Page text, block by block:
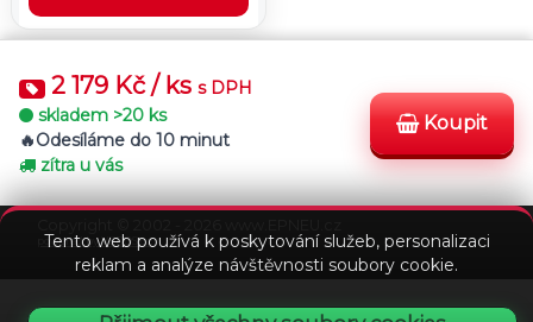
Tento web používá k poskytování služeb, personalizaci
reklam a analýze návštěvnosti soubory cookie.
2 179 Kč / ks s DPH
skladem >20 ks
Odesíláme do 10 minut
zítra u vás
Koupit
Podmínky
Stav
powered by VEDOS.cz